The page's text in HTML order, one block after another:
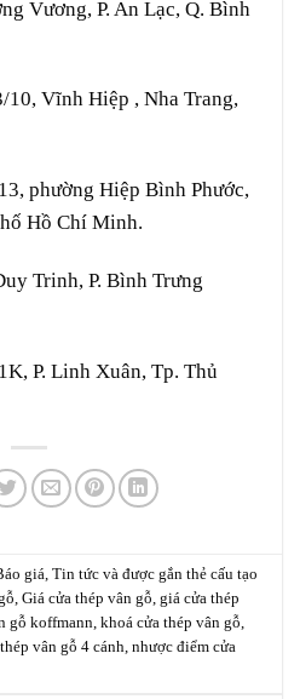
Vương, P. An Lạc, Q. Bình
10, Vĩnh Hiệp , Nha Trang,
phường Hiệp Bình Phước,
Hồ Chí Minh.
Trinh, P. Bình Trưng
P. Linh Xuân, Tp. Thủ
giá,Tin tức và được gắn thẻcấu tạo
,Giá cửa thép vân gỗ,giá cửa thép
gỗ koffmann,khoá cửa thép vân gỗ,
vân gỗ 4 cánh,nhược điểm cửa